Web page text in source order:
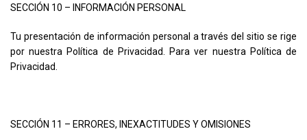
SECCIÓN 10 – INFORMACIÓN PERSONAL
Tu presentación de información personal a través del sitio se rige
por nuestra Política de Privacidad. Para ver nuestra Política de
Privacidad.
SECCIÓN 11 – ERRORES, INEXACTITUDES Y OMISIONES